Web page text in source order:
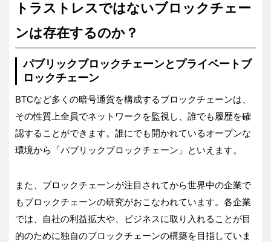
トラストレスではないブロックチェー
ンは存在するのか？
パブリックブロックチェーンとプライベートブ
ロックチェーン
BTCなど多くの暗号通貨を構成するブロックチェーンは、
その性質上全員でネットワークを監視し、誰でも履歴を確
認することができます。誰にでも開かれているオープンな
環境から「パブリックブロックチェーン」といえます。
また、ブロックチェーンが注目されてから世界中の企業で
もブロックチェーンの研究がおこなわれています。各企業
では、自社の利益拡大や、ビジネスに取り入れることが目
的のために独自のブロックチェーンの構築を目指していま